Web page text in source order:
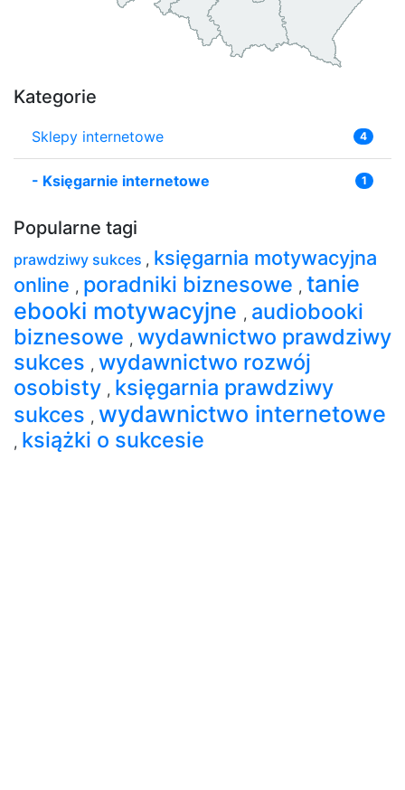
Kategorie
Sklepy internetowe 4
- Księgarnie internetowe 1
Popularne tagi
prawdziwy sukces , księgarnia motywacyjna
online , poradniki biznesowe , tanie
ebooki motywacyjne , audiobooki
biznesowe , wydawnictwo prawdziwy
sukces , wydawnictwo rozwój
osobisty , księgarnia prawdziwy
sukces , wydawnictwo internetowe
, książki o sukcesie